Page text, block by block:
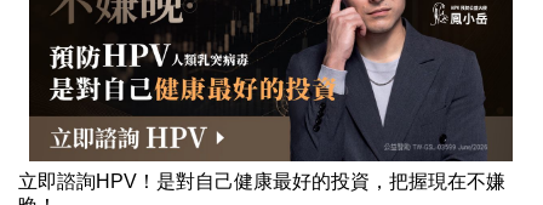
立即諮詢HPV！是對自己健康最好的投資，把握現在不嫌